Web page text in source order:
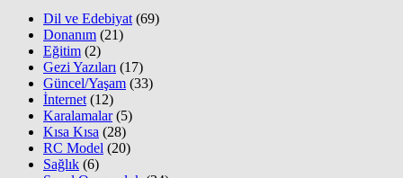
Dil ve Edebiyat (69)
Donanım (21)
Eğitim (2)
Gezi Yazıları (17)
Güncel/Yaşam (33)
İnternet (12)
Karalamalar(5)
Kısa Kısa (28)
RC Model (20)
Sağlık (6)